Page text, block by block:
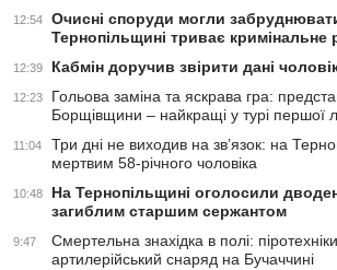
12:54
Очисні споруди могли
Тернопільщині триває кримінальне
12:39 Кабмін доручив звірити дані
12:23
Гольова заміна та яскрава гра:
Борщівщини – найкращі у турі першої
11:04
Три дні не виходив на зв’язок: на
мертвим 58-річного чоловіка
10:48
На Тернопільщині оголосили
загиблим старшим сержантом
9:47
Смертельна знахідка в полі:
артилерійський снаряд на Бучаччині